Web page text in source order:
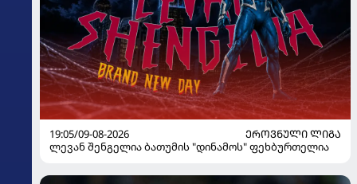
19:05/09-08-2026
ᲔᲠᲝᲕᲜᲣᲚᲘ ᲚᲘᲒᲐ
ლევან შენგელია ბათუმის "დინამოს" ფეხბურთელია